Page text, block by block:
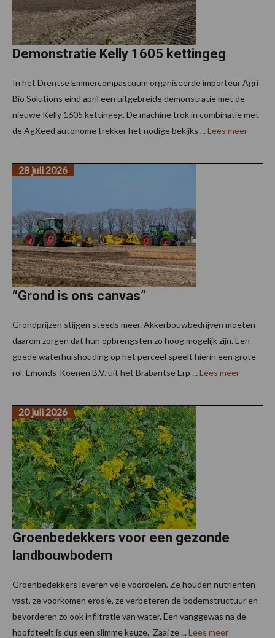
Demonstratie Kelly 1605 kettingeg
In het Drentse Emmercompascuum organiseerde importeur Agri
Bio Solutions eind april een uitgebreide demonstratie met de
nieuwe Kelly 1605 kettingeg. De machine trok in combinatie met
de AgXeed autonome trekker het nodige bekijks ... Lees meer
“Grond is ons canvas”
28 juli 2026
Grondprijzen stijgen steeds meer. Akkerbouwbedrijven moeten
daarom zorgen dat hun opbrengsten zo hoog mogelijk zijn. Een
goede waterhuishouding op het perceel speelt hierin een grote
rol. Emonds-Koenen B.V. uit het Brabantse Erp ... Lees meer
Groenbedekkers voor een gezonde
landbouwbodem
20 juli 2026
Groenbedekkers leveren vele voordelen. Ze houden nutriënten
vast, ze voorkomen erosie, ze verbeteren de bodemstructuur en
bevorderen zo ook infiltratie van water. Een vanggewas na de
hoofdteelt is dus een slimme keuze. Zaai ze ... Lees meer